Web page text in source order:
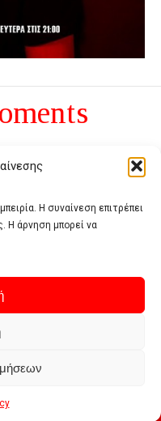
Η συναίνεση επιτρέπει
Η άρνηση μπορεί να
είναι το αντίθετο της
Cookie policy
Reserved.